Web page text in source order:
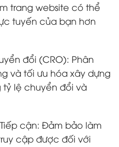
trang website có thể
tuyến của bạn hơn
đổi (CRO): Phân
và tối ưu hóa xây dựng
lệ chuyển đổi và
cận: Đảm bảo làm
cập được đối với